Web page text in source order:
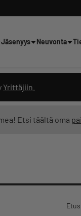
Jäsenyys Neuvonta
Yrittäjiin
Etsi täältä oma
suoraan
kaikki sisältö